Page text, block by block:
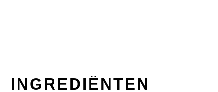
INGREDIËNTEN